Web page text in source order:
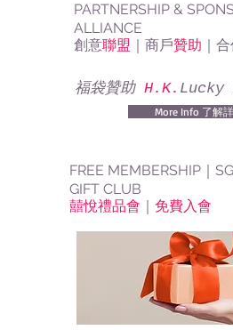
PARTNERSHIP &
ALLIANCE
創意聯盟 ｜商戶贊助 ｜
福袋贊助 H.K. Lucky
More Info 了解
FREE MEMBERSHIP
GIFT CLUB
囍悅禮品會
免費入會